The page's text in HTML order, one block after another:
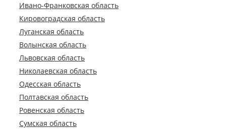
Ивано-Франковская область
Кировоградская область
Луганская область
Волынская область
Львовская область
Николаевская область
Одесская область
Полтавская область
Ровенская область
Сумская область